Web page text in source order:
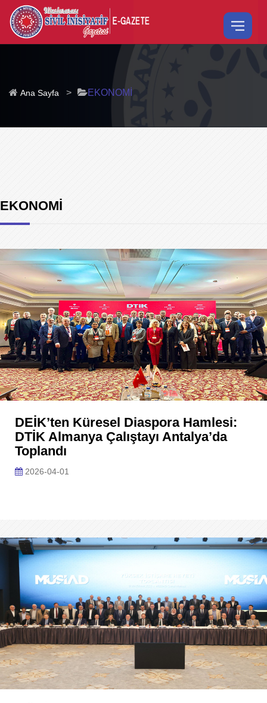
Ana Sayfa > EKONOMİ
EKONOMİ
DEİK’ten Küresel Diaspora Hamlesi:
DTİK Almanya Çalıştayı Antalya’da
Toplandı
2026-04-01